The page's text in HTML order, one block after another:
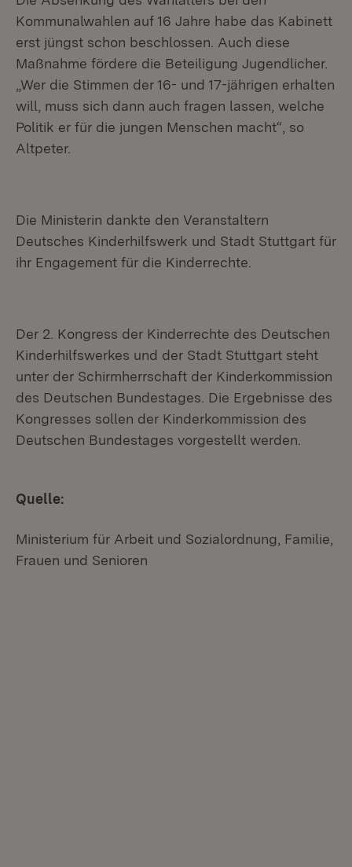
Kommunalwahlen auf 16 Jahre habe das Kabinett
erst jüngst schon beschlossen. Auch diese
Maßnahme fördere die Beteiligung Jugendlicher.
„Wer die Stimmen der 16- und 17-jährigen erhalten
will, muss sich dann auch fragen lassen, welche
Politik er für die jungen Menschen macht“, so
Altpeter.
Die Ministerin dankte den Veranstaltern
Deutsches Kinderhilfswerk und Stadt Stuttgart für
ihr Engagement für die Kinderrechte.
Der 2. Kongress der Kinderrechte des Deutschen
Kinderhilfswerkes und der Stadt Stuttgart steht
unter der Schirmherrschaft der Kinderkommission
des Deutschen Bundestages. Die Ergebnisse des
Kongresses sollen der Kinderkommission des
Deutschen Bundestages vorgestellt werden.
Quelle:
Ministerium für Arbeit und Sozialordnung, Familie,
Frauen und Senioren